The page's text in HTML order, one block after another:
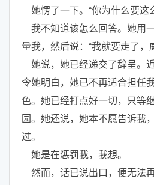
她愣了一下。“你为什么要这
我不知道该怎么回答。她用
量我，然后说：“我就要走了，
她说，她已经递交了辞呈。
令她明白，她已不再适合担任
色。她已经打点好一切，只等
园。她还说，她本不愿告诉我
过。
她是在惩罚我，我想。
然而，话已说出口，便无法